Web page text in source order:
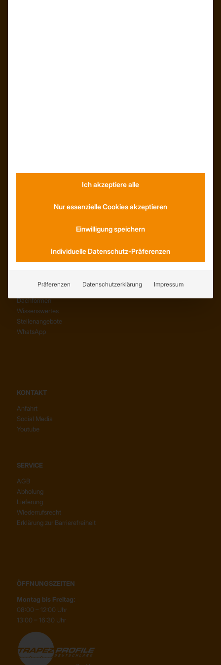
Dachformen
Wissenswertes
Stellenangebote
WhatsApp
KONTAKT
Anfahrt
Social Media
Youtube
SERVICE
AGB
Abholung
Lieferung
Wiederrufsrecht
Erklärung zur Barrierefreiheit
ÖFFNUNGSZEITEN
Montag bis Freitag:
08:00 – 12:00 Uhr
13:00 – 16:30 Uhr
Ich akzeptiere alle
Nur essenzielle Cookies akzeptieren
Einwilligung speichern
Individuelle Datenschutz-Präferenzen
Präferenzen Datenschutzerklärung Impressum